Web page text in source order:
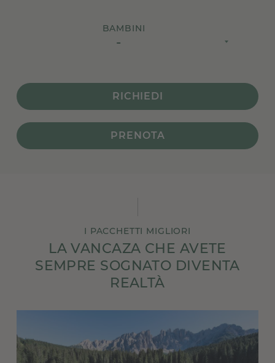
BAMBINI
-
RICHIEDI
PRENOTA
I PACCHETTI MIGLIORI
LA VANCAZA CHE AVETE
SEMPRE SOGNATO DIVENTA
REALTÀ